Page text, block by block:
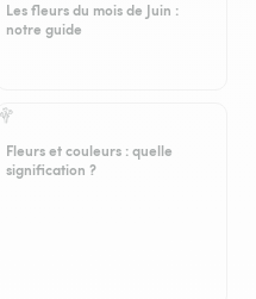
Les fleurs du mois de Juin :
notre guide
Fleurs et couleurs : quelle
signification ?